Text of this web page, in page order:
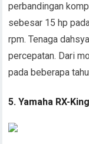
perbandingan
sebesar 15 hp
rpm. Tenaga
percepatan. Dari
pada beberapa
5. Yamaha RX-